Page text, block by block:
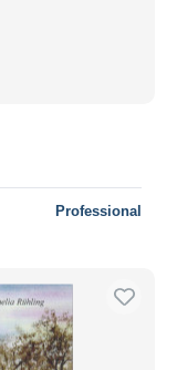
Professional